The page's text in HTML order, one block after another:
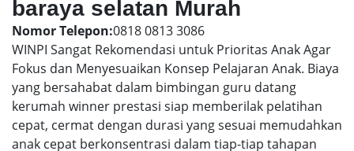
baraya selatan Murah
Nomor Telepon:0818 0813 3086
WINPI Sangat Rekomendasi untuk Prioritas Anak Agar
Fokus dan Menyesuaikan Konsep Pelajaran Anak. Biaya
yang bersahabat dalam bimbingan guru datang
kerumah winner prestasi siap memberilak pelatihan
cepat, cermat dengan durasi yang sesuai memudahkan
anak cepat berkonsentrasi dalam tiap-tiap tahapan